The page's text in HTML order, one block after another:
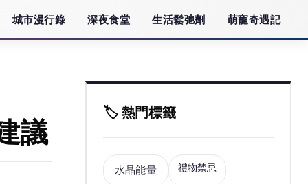
城市漫行錄 深夜食堂 生活鬆弛劑 萌寵奇遇記
議
🏷️ 熱門標籤
水晶能量 禮物禁忌